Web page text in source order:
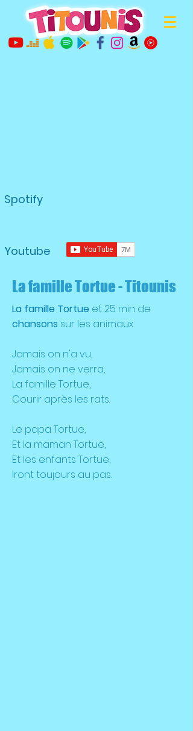
Spotify
Youtube
La famille Tortue - Titounis
La famille Tortue et 25 min de
chansons sur les animaux
Jamais on n'a vu,
Jamais on ne verra,
La famille Tortue,
Courir après les rats.
Le papa Tortue,
Et la maman Tortue,
Et les enfants Tortue,
Iront toujours au pas.